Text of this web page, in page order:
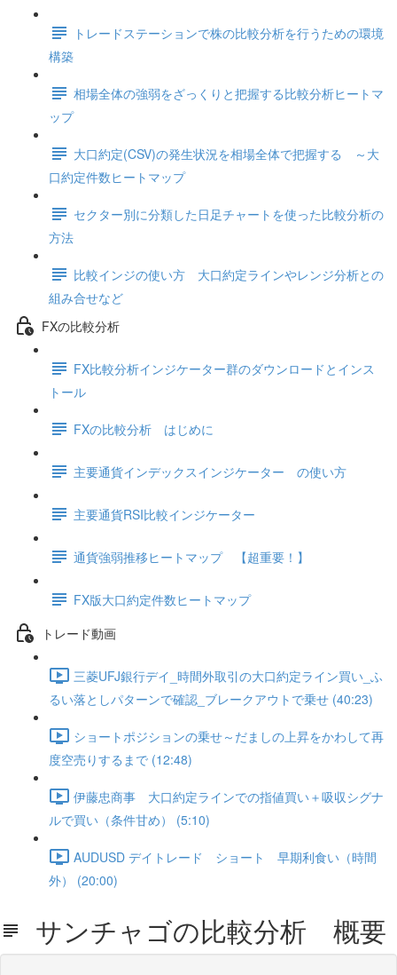
トレードステーションで株の比較分析を行うための環境
構築
相場全体の強弱をざっくりと把握する比較分析ヒートマ
ップ
大口約定(CSV)の発生状況を相場全体で把握する ～大
口約定件数ヒートマップ
セクター別に分類した日足チャートを使った比較分析の
方法
比較インジの使い方 大口約定ラインやレンジ分析との
組み合せなど
FXの比較分析
FX比較分析インジケーター群のダウンロードとインス
トール
FXの比較分析 はじめに
主要通貨インデックスインジケーター の使い方
主要通貨RSI比較インジケーター
通貨強弱推移ヒートマップ 【超重要！】
FX版大口約定件数ヒートマップ
トレード動画
三菱UFJ銀行デイ_時間外取引の大口約定ライン買い_ふ
るい落としパターンで確認_ブレークアウトで乗せ (40:23)
ショートポジションの乗せ～だましの上昇をかわして再
度空売りするまで (12:48)
伊藤忠商事 大口約定ラインでの指値買い＋吸収シグナ
ルで買い（条件甘め） (5:10)
AUDUSD デイトレード ショート 早期利食い（時間
外） (20:00)
サンチャゴの比較分析 概要